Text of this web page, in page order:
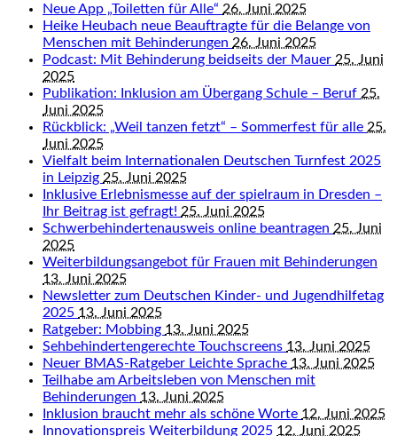
Neue App „Toiletten für Alle“ 26. Juni 2025
Heike Heubach neue Beauftragte für die Belange von
Menschen mit Behinderungen 26. Juni 2025
Podcast: Mit Behinderung beidseits der Mauer 25. Juni
2025
Publikation: Inklusion am Übergang Schule – Beruf 25.
Juni 2025
Rückblick: „Weil tanzen fetzt“ – Sommerfest für alle 25.
Juni 2025
Vielfalt beim Internationalen Deutschen Turnfest 2025
in Leipzig 25. Juni 2025
Inklusive Erlebnismesse auf der spielraum in Dresden –
Ihr Beitrag ist gefragt! 25. Juni 2025
Schwerbehindertenausweis online beantragen 25. Juni
2025
Weiterbildungsangebot für Frauen mit Behinderungen
13. Juni 2025
Newsletter zum Deutschen Kinder- und Jugendhilfetag
2025 13. Juni 2025
Ratgeber: Mobbing 13. Juni 2025
Sehbehindertengerechte Touchscreens 13. Juni 2025
Neuer BMAS-Ratgeber Leichte Sprache 13. Juni 2025
Teilhabe am Arbeitsleben von Menschen mit
Behinderungen 13. Juni 2025
Inklusion braucht mehr als schöne Worte 12. Juni 2025
Innovationspreis Weiterbildung 2025 12. Juni 2025